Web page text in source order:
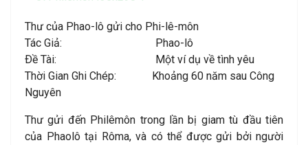
Thư của Phao-lô gửi cho Phi-lê-môn
Tác Giả: Phao-lô
Ðề Tài: Một ví dụ về tình yêu
Thời Gian Ghi Chép: Khoảng 60 năm sau Công
Nguyên
Thư gửi đến Philêmôn trong lần bị giam tù đầu tiên
của Phaolô tại Rôma, và có thể được gửi bởi người